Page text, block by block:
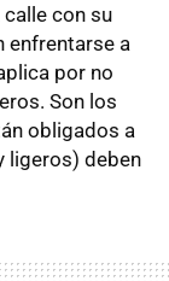
con su
enfrentarse a
por no
Son los
obligados a
ligeros) deben